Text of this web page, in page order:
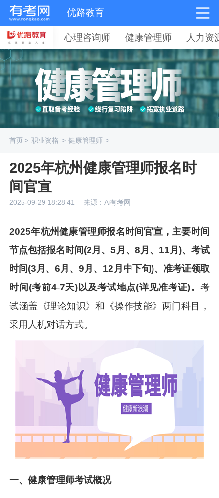
优路教育
心理咨询师 健康管理师 人力资
首页> 职业资格 > 健康管理师 >
2025年杭州健康管理师报名时
间官宣
2025-09-29 18:28:41 来源：Ai有考网
2025年杭州健康管理师报名时间官宣，主要时间
节点包括报名时间(2月、5月、8月、11月)、考试
时间(3月、6月、9月、12月中下旬)、准考证领取
时间(考前4-7天)以及考试地点(详见准考证)。 考
试涵盖《理论知识》和《操作技能》两门科目，
采用人机对话方式。
一、健康管理师考试概况